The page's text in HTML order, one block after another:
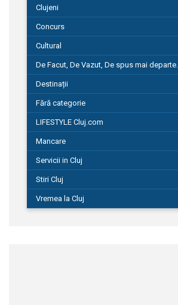
Clujeni
Concurs
Cultural
De Facut, De Vazut, De spus mai departe…
Destinații
Fără categorie
LIFESTYLE Cluj.com
Mancare
Servicii in Cluj
Stiri Cluj
Vremea la Cluj